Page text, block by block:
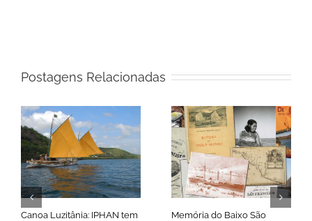
Postagens Relacionadas
Canoa Luzitânia: IPHAN tem
Memória do Baixo São